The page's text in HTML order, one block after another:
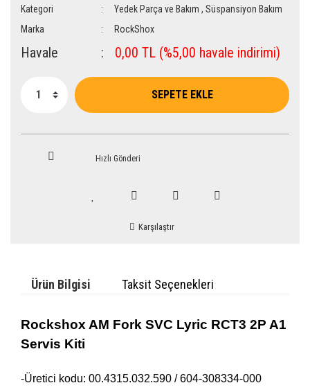
Kategori Yedek Parça ve Bakım ,Süspansiyon Bakım
Marka
RockShox
Havale 0,00 TL (%5,00 havale indirimi)
SEPETE EKLE
Hızlı Gönderi
Karşılaştır
Ürün Bilgisi Taksit Seçenekleri
Rockshox AM Fork SVC Lyric RCT3 2P A1
Servis Kiti
-Üretici kodu: 00.4315.032.590 / 604-308334-000